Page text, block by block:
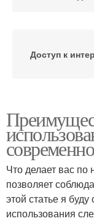
Доступ к
Что делает вас
позволяет
этой статье я
использования